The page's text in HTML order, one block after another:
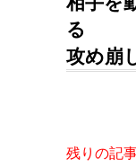
る
攻め崩
残りの記